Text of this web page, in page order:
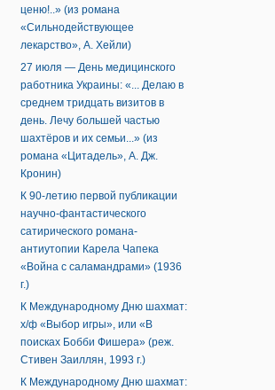
ценю!..» (из романа
«Сильнодействующее
лекарство», А. Хейли)
27 июля — День медицинского
работника Украины: «... Делаю в
среднем тридцать визитов в
день. Лечу большей частью
шахтёров и их семьи...» (из
романа «Цитадель», А. Дж.
Кронин)
К 90-летию первой публикации
научно-фантастического
сатирического романа-
антиутопии Карела Чапека
«Война с саламандрами» (1936
г.)
К Международному Дню шахмат:
х/ф «Выбор игры», или «В
поисках Бобби Фишера» (реж.
Стивен Заиллян, 1993 г.)
К Международному Дню шахмат: